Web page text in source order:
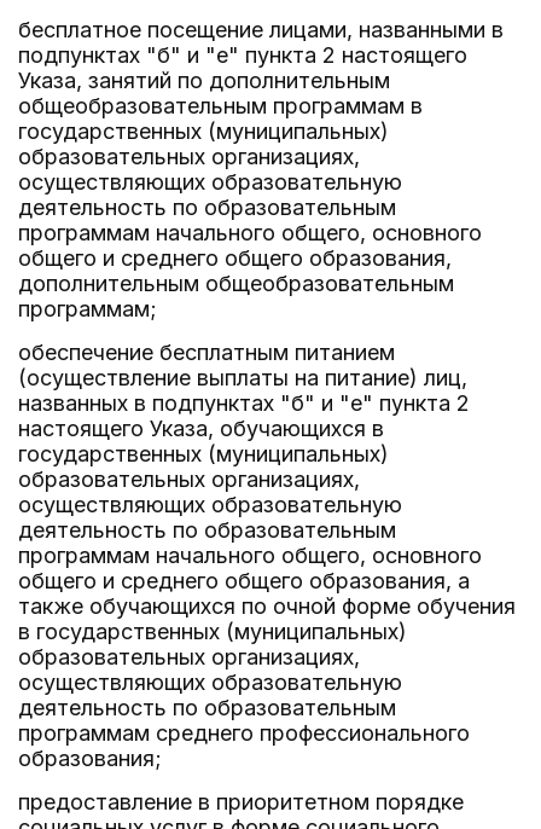
бесплатное посещение лицами, названными в
подпунктах "б" и "е" пункта 2 настоящего
Указа, занятий по дополнительным
общеобразовательным программам в
государственных (муниципальных)
образовательных организациях,
осуществляющих образовательную
деятельность по образовательным
программам начального общего, основного
общего и среднего общего образования,
дополнительным общеобразовательным
программам;
обеспечение бесплатным питанием
(осуществление выплаты на питание) лиц,
названных в подпунктах "б" и "е" пункта 2
настоящего Указа, обучающихся в
государственных (муниципальных)
образовательных организациях,
осуществляющих образовательную
деятельность по образовательным
программам начального общего, основного
общего и среднего общего образования, а
также обучающихся по очной форме обучения
в государственных (муниципальных)
образовательных организациях,
осуществляющих образовательную
деятельность по образовательным
программам среднего профессионального
образования;
предоставление в приоритетном порядке